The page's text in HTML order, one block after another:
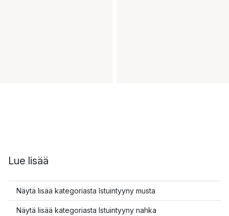
Lue lisää
Näytä lisää kategoriasta Istuintyyny musta
Näytä lisää kategoriasta Istuintyyny nahka